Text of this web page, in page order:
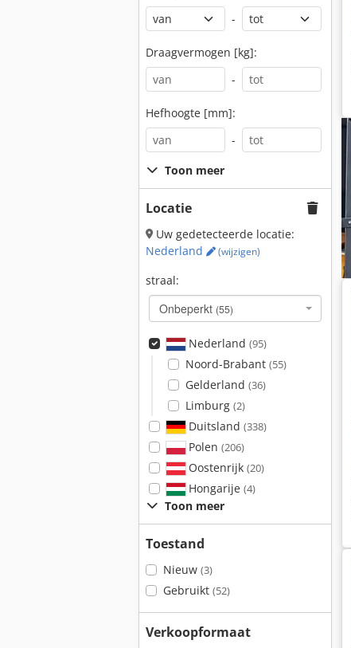
-
Draagvermogen [kg]:
-
Hefhoogte [mm]:
-
Toon meer
Locatie
Uw gedetecteerde locatie:
Nederland
(wijzigen)
straal:
Onbeperkt (55)
Nederland (95)
Noord-Brabant (55)
Gelderland (36)
Limburg (2)
Duitsland (338)
Polen (206)
Oostenrijk (20)
Hongarije (4)
Toon meer
Toestand
Nieuw (3)
Gebruikt (52)
Verkoopformaat